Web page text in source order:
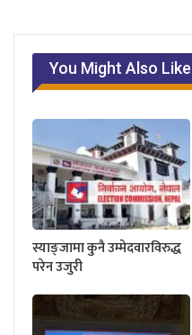
You Might Also Like
स्याङ्जामा कुनै उम्मेदवारविरुद्ध
परेन उजुरी